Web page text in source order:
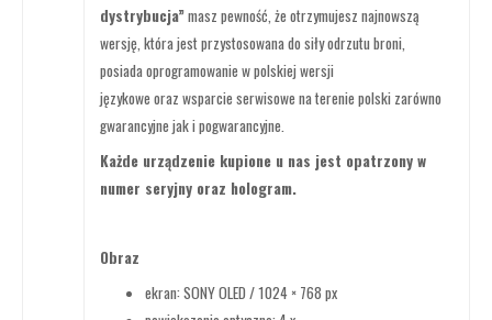
dystrybucja”masz pewność, że otrzymujesz najnowszą
wersję, która jest przystosowana do siły odrzutu broni,
posiada oprogramowanie w polskiej wersji
językowe oraz wsparcie serwisowe na terenie polski zarówno
gwarancyjne jak i pogwarancyjne.
Każde urządzenie kupione u nas jest opatrzony w
numer seryjny oraz hologram.
Obraz
ekran: SONY OLED / 1024 × 768 px